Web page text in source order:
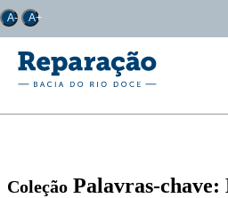
A- A+
Coleção Palavras-